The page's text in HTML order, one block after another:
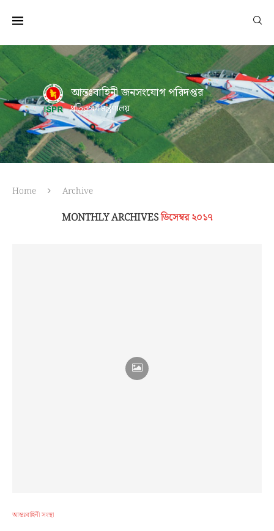
আন্তঃবাহিনী জনসংযোগ পরিদপ্তর
প্রতিরক্ষা মন্ত্রণালয়
Home Archive
MONTHLY ARCHIVESডিসেম্বর ২০১৭
আন্তঃবাহিনী সংস্থা